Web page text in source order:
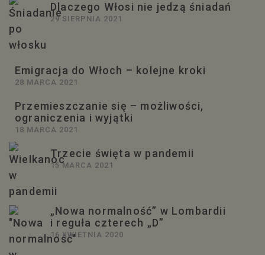
Dlaczego Włosi nie jedzą śniadań
29 SIERPNIA 2021
Emigracja do Włoch – kolejne kroki
28 MARCA 2021
Przemieszczanie się – możliwości,
ograniczenia i wyjątki
18 MARCA 2021
Trzecie święta w pandemii
15 MARCA 2021
„Nowa normalność” w Lombardii
i reguła czterech „D”
16 KWIETNIA 2020